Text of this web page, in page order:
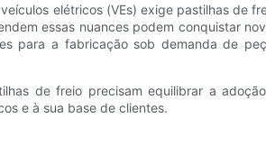
elétricos (VEs) exige pastilhas de
essas nuances podem conquistar
para a fabricação sob demanda de
de freio precisam equilibrar a
e à sua base de clientes.